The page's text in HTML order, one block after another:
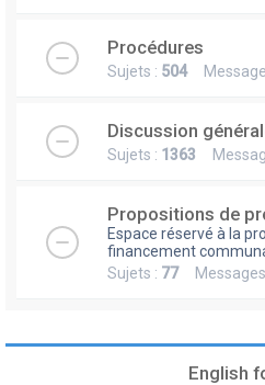
Procédures
Sujets : 504
Discussion
Sujets : 1363
Propositions de
Espace réservé à la
financement
Sujets : 77Messages
English